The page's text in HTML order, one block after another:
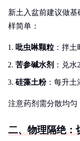
新土入盆前建议做
样简单：
吡虫啉颗粒 ：拌
苦参碱水剂 ：兑
硅藻土粉：每升土
注意药剂需分散均匀
二、物理隔绝：